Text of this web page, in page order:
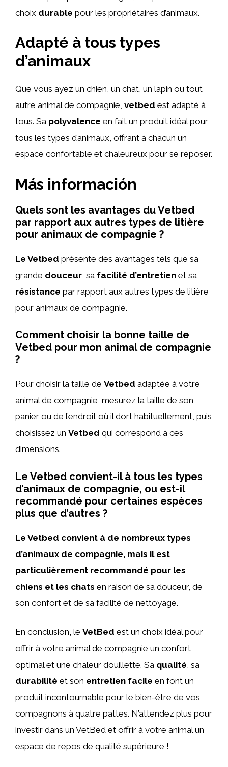
choix durable pour les propriétaires d’animaux.
Adapté à tous types
d’animaux
Que vous ayez un chien, un chat, un lapin ou tout
autre animal de compagnie, vetbed est adapté à
tous. Sa polyvalence en fait un produit idéal pour
tous les types d’animaux, offrant à chacun un
espace confortable et chaleureux pour se reposer.
Más información
Quels sont les avantages du Vetbed
par rapport aux autres types de litière
pour animaux de compagnie ?
Le Vetbed présente des avantages tels que sa
grande douceur , sa facilité d’entretien et sa
résistance par rapport aux autres types de litière
pour animaux de compagnie.
Comment choisir la bonne taille de
Vetbed pour mon animal de compagnie
?
Pour choisir la taille de Vetbed adaptée à votre
animal de compagnie, mesurez la taille de son
panier ou de l’endroit où il dort habituellement, puis
choisissez un Vetbed qui correspond à ces
dimensions.
Le Vetbed convient-il à tous les types
d’animaux de compagnie, ou est-il
recommandé pour certaines espèces
plus que d’autres ?
Le Vetbed convient à de nombreux types
d’animaux de compagnie, mais il est
particulièrement recommandé pour les
chiens et les chats en raison de sa douceur, de
son confort et de sa facilité de nettoyage.
En conclusion, le VetBed est un choix idéal pour
offrir à votre animal de compagnie un confort
optimal et une chaleur douillette. Sa qualité, sa
durabilité et son entretien facile en font un
produit incontournable pour le bien-être de vos
compagnons à quatre pattes. N’attendez plus pour
investir dans un VetBed et offrir à votre animal un
espace de repos de qualité supérieure !